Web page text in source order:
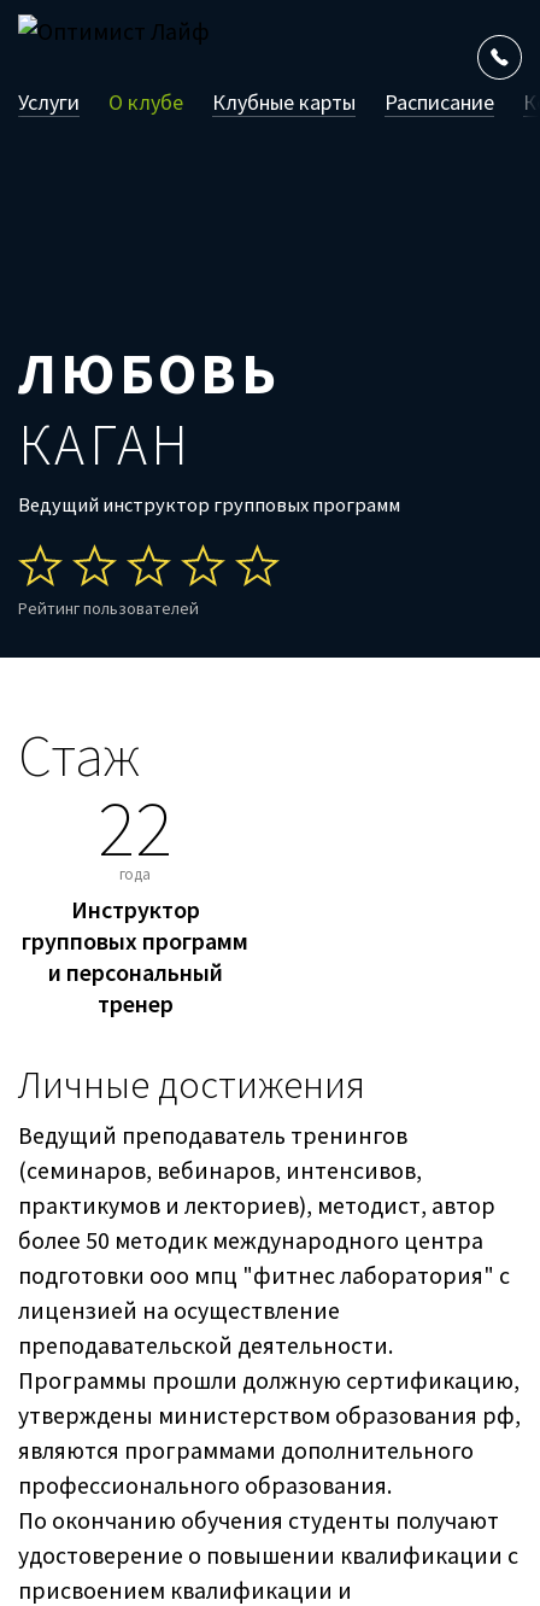
Услуги О клубе Клубные карты Расписание
ЛЮБОВЬ
КАГАН
Ведущий инструктор групповых программ
Рейтинг пользователей
Стаж
22
года
Инструктор
групповых программ
и персональный
тренер
Личные достижения
Ведущий преподаватель тренингов
(семинаров, вебинаров, интенсивов,
практикумов и лекториев), методист, автор
более 50 методик международного центра
подготовки ооо мпц "фитнес лаборатория" с
лицензией на осуществление
преподавательской деятельности.
Программы прошли должную сертификацию,
утверждены министерством образования рф,
являются программами дополнительного
профессионального образования.
По окончанию обучения студенты получают
удостоверение о повышении квалификации с
присвоением квалификации и